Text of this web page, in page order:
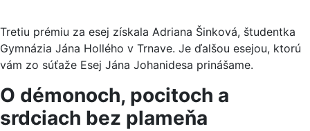
Tretiu prémiu za esej získala Adriana Šinková, študentka
Gymnázia Jána Hollého v Trnave. Je ďalšou esejou, ktorú
vám zo súťaže Esej Jána Johanidesa prinášame.
O démonoch, pocitoch a
srdciach bez plameňa